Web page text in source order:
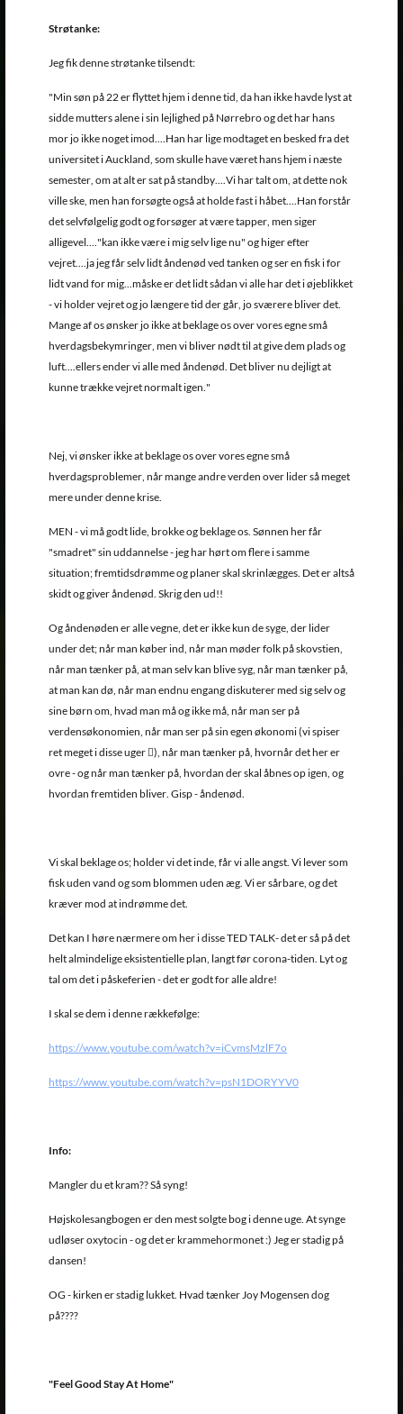
Strøtanke:
Jeg fik denne strøtanke tilsendt:
"Min søn på 22 er flyttet hjem i denne tid, da han ikke havde lyst at
sidde mutters alene i sin lejlighed på Nørrebro og det har hans
mor jo ikke noget imod....Han har lige modtaget en besked fra det
universitet i Auckland, som skulle have været hans hjem i næste
semester, om at alt er sat på standby....Vi har talt om, at dette nok
ville ske, men han forsøgte også at holde fast i håbet....Han forstår
det selvfølgelig godt og forsøger at være tapper, men siger
alligevel...."kan ikke være i mig selv lige nu" og higer efter
vejret....ja jeg får selv lidt åndenød ved tanken og ser en fisk i for
lidt vand for mig...måske er det lidt sådan vi alle har det i øjeblikket
- vi holder vejret og jo længere tid der går, jo sværere bliver det.
Mange af os ønsker jo ikke at beklage os over vores egne små
hverdagsbekymringer, men vi bliver nødt til at give dem plads og
luft....ellers ender vi alle med åndenød. Det bliver nu dejligt at
kunne trække vejret normalt igen."
Nej, vi ønsker ikke at beklage os over vores egne små
hverdagsproblemer, når mange andre verden over lider så meget
mere under denne krise.
MEN - vi må godt lide, brokke og beklage os. Sønnen her får
"smadret" sin uddannelse - jeg har hørt om flere i samme
situation; fremtidsdrømme og planer skal skrinlægges. Det er altså
skidt og giver åndenød. Skrig den ud!!
Og åndenøden er alle vegne, det er ikke kun de syge, der lider
under det; når man køber ind, når man møder folk på skovstien,
når man tænker på, at man selv kan blive syg, når man tænker på,
at man kan dø, når man endnu engang diskuterer med sig selv og
sine børn om, hvad man må og ikke må, når man ser på
verdensøkonomien, når man ser på sin egen økonomi (vi spiser
ret meget i disse uger ), når man tænker på, hvornår det her er
ovre - og når man tænker på, hvordan der skal åbnes op igen, og
hvordan fremtiden bliver. Gisp - åndenød.
Vi skal beklage os; holder vi det inde, får vi alle angst. Vi lever som
fisk uden vand og som blommen uden æg. Vi er sårbare, og det
kræver mod at indrømme det.
Det kan I høre nærmere om her i disse TED TALK- det er så på det
helt almindelige eksistentielle plan, langt før corona-tiden. Lyt og
tal om det i påskeferien - det er godt for alle aldre!
I skal se dem i denne rækkefølge:
https://www.youtube.com/watch?v=iCvmsMzlF7o
https://www.youtube.com/watch?v=psN1DORYYV0
Info:
Mangler du et kram?? Så syng!
Højskolesangbogen er den mest solgte bog i denne uge. At synge
udløser oxytocin - og det er krammehormonet :) Jeg er stadig på
dansen!
OG - kirken er stadig lukket. Hvad tænker Joy Mogensen dog
på????
"Feel Good Stay At Home"